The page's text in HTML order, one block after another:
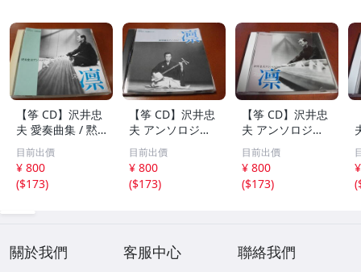
【筝 CD】沢井忠
夫 愛奏曲集 / 黙
示 、波 、二つの
相 、箏二重奏ソ
ナタ 杵屋正邦 、
入野義朗 、小野
目前出價
¥ 800
($173)
【筝 CD】沢井忠
夫 アンソロジー
「凜」からの分売
沢井忠夫作品集
ライブ 風衣、水
の声、枯野砧、五
目前出價
¥ 800
($173)
【筝 CD】沢井忠
夫 アンソロジー
「凜」からの分売
沢井忠夫 作品集
第三集 “光る海”
（限定販売） 200
目前出價
¥ 800
($173)
(
關於我們 客服中心 聯絡我們